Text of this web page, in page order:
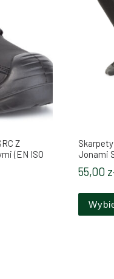
Z
(EN ISO
produkt ma wiele
Jonami
55,00